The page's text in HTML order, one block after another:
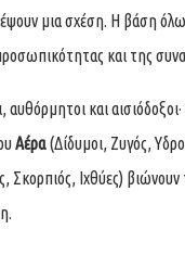
μια σχέση. Η βάση
και της
και
Αέρα(Δίδυμοι, Ζυγός,
Σκορπιός, Ιχθύες)